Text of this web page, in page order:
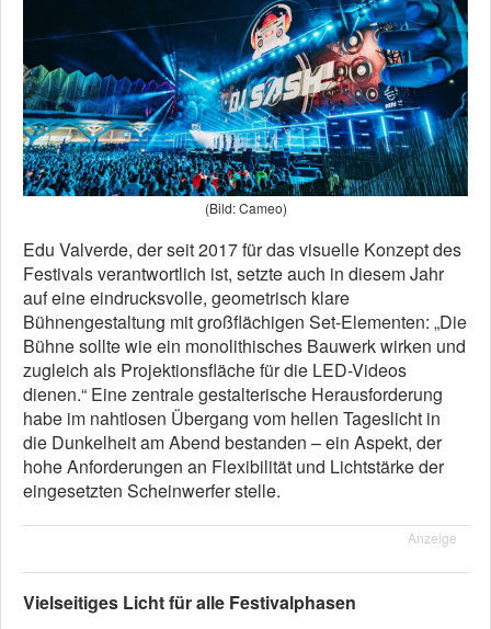
(Bild: Cameo)
Edu Valverde, der seit 2017 für das visuelle Konzept des
Festivals verantwortlich ist, setzte auch in diesem Jahr
auf eine eindrucksvolle, geometrisch klare
Bühnengestaltung mit großflächigen Set-Elementen: „Die
Bühne sollte wie ein monolithisches Bauwerk wirken und
zugleich als Projektionsfläche für die LED-Videos
dienen.“ Eine zentrale gestalterische Herausforderung
habe im nahtlosen Übergang vom hellen Tageslicht in
die Dunkelheit am Abend bestanden – ein Aspekt, der
hohe Anforderungen an Flexibilität und Lichtstärke der
eingesetzten Scheinwerfer stelle.
Anzeige
Vielseitiges Licht für alle Festivalphasen